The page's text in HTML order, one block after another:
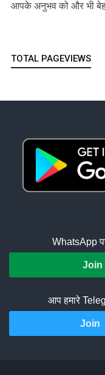
आपके अनुभव को और भी
TOTAL PAGEVIEWS
WhatsApp
Join
आप हमारे
Join